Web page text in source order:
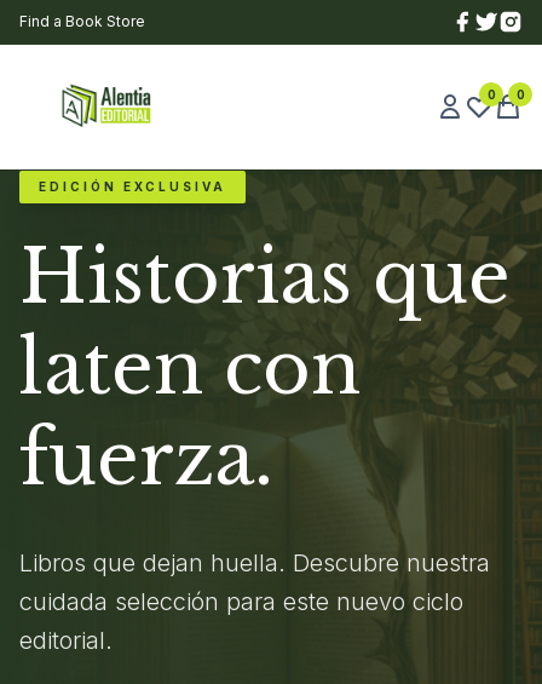
Find a Book Store
0 0
EDICIÓN EXCLUSIVA
Historias que
laten con
fuerza.
Libros que dejan huella. Descubre nuestra
cuidada selección para este nuevo ciclo
editorial.